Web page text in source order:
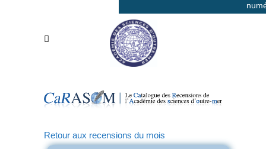
Retour aux recensions du mois